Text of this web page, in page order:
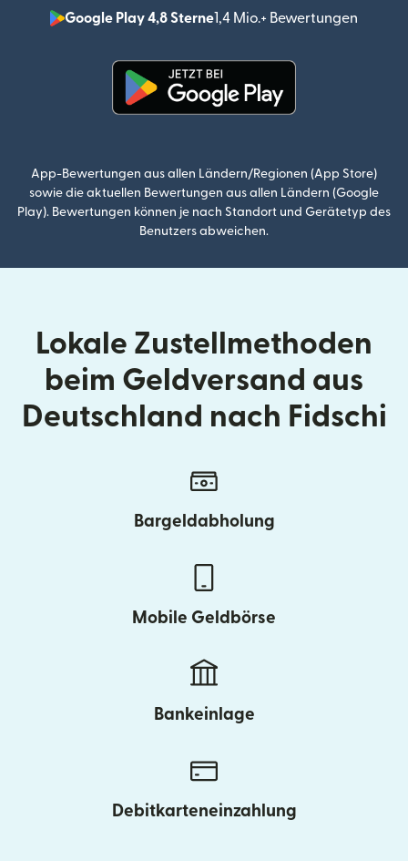
Google Play 4,8 Sterne1,4 Mio.+ Bewertungen
App-Bewertungen aus allen Ländern/Regionen (App Store)
sowie die aktuellen Bewertungen aus allen Ländern (Google
Play). Bewertungen können je nach Standort und Gerätetyp des
Benutzers abweichen.
Lokale Zustellmethoden
beim Geldversand aus
Deutschland nach Fidschi
Bargeldabholung
Mobile Geldbörse
Bankeinlage
Debitkarteneinzahlung